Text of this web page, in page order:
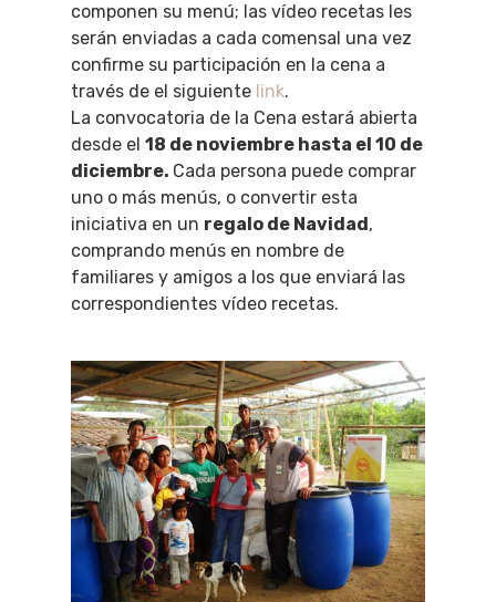
componen su menú; las vídeo recetas les
serán enviadas a cada comensal una vez
confirme su participación en la cena a
través de el siguiente link.
La convocatoria de la Cena estará abierta
desde el 18 de noviembre hasta el 10 de
diciembre. Cada persona puede comprar
uno o más menús, o convertir esta
iniciativa en un regalo de Navidad,
comprando menús en nombre de
familiares y amigos a los que enviará las
correspondientes vídeo recetas.